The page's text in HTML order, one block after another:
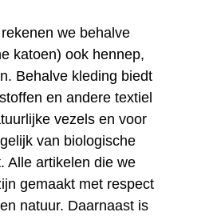
we behalve
katoen) ook hennep,
Behalve kleding biedt
en andere textiel
vezels en voor
van biologische
Alle artikelen die we
gemaakt met respect
natuur. Daarnaast is